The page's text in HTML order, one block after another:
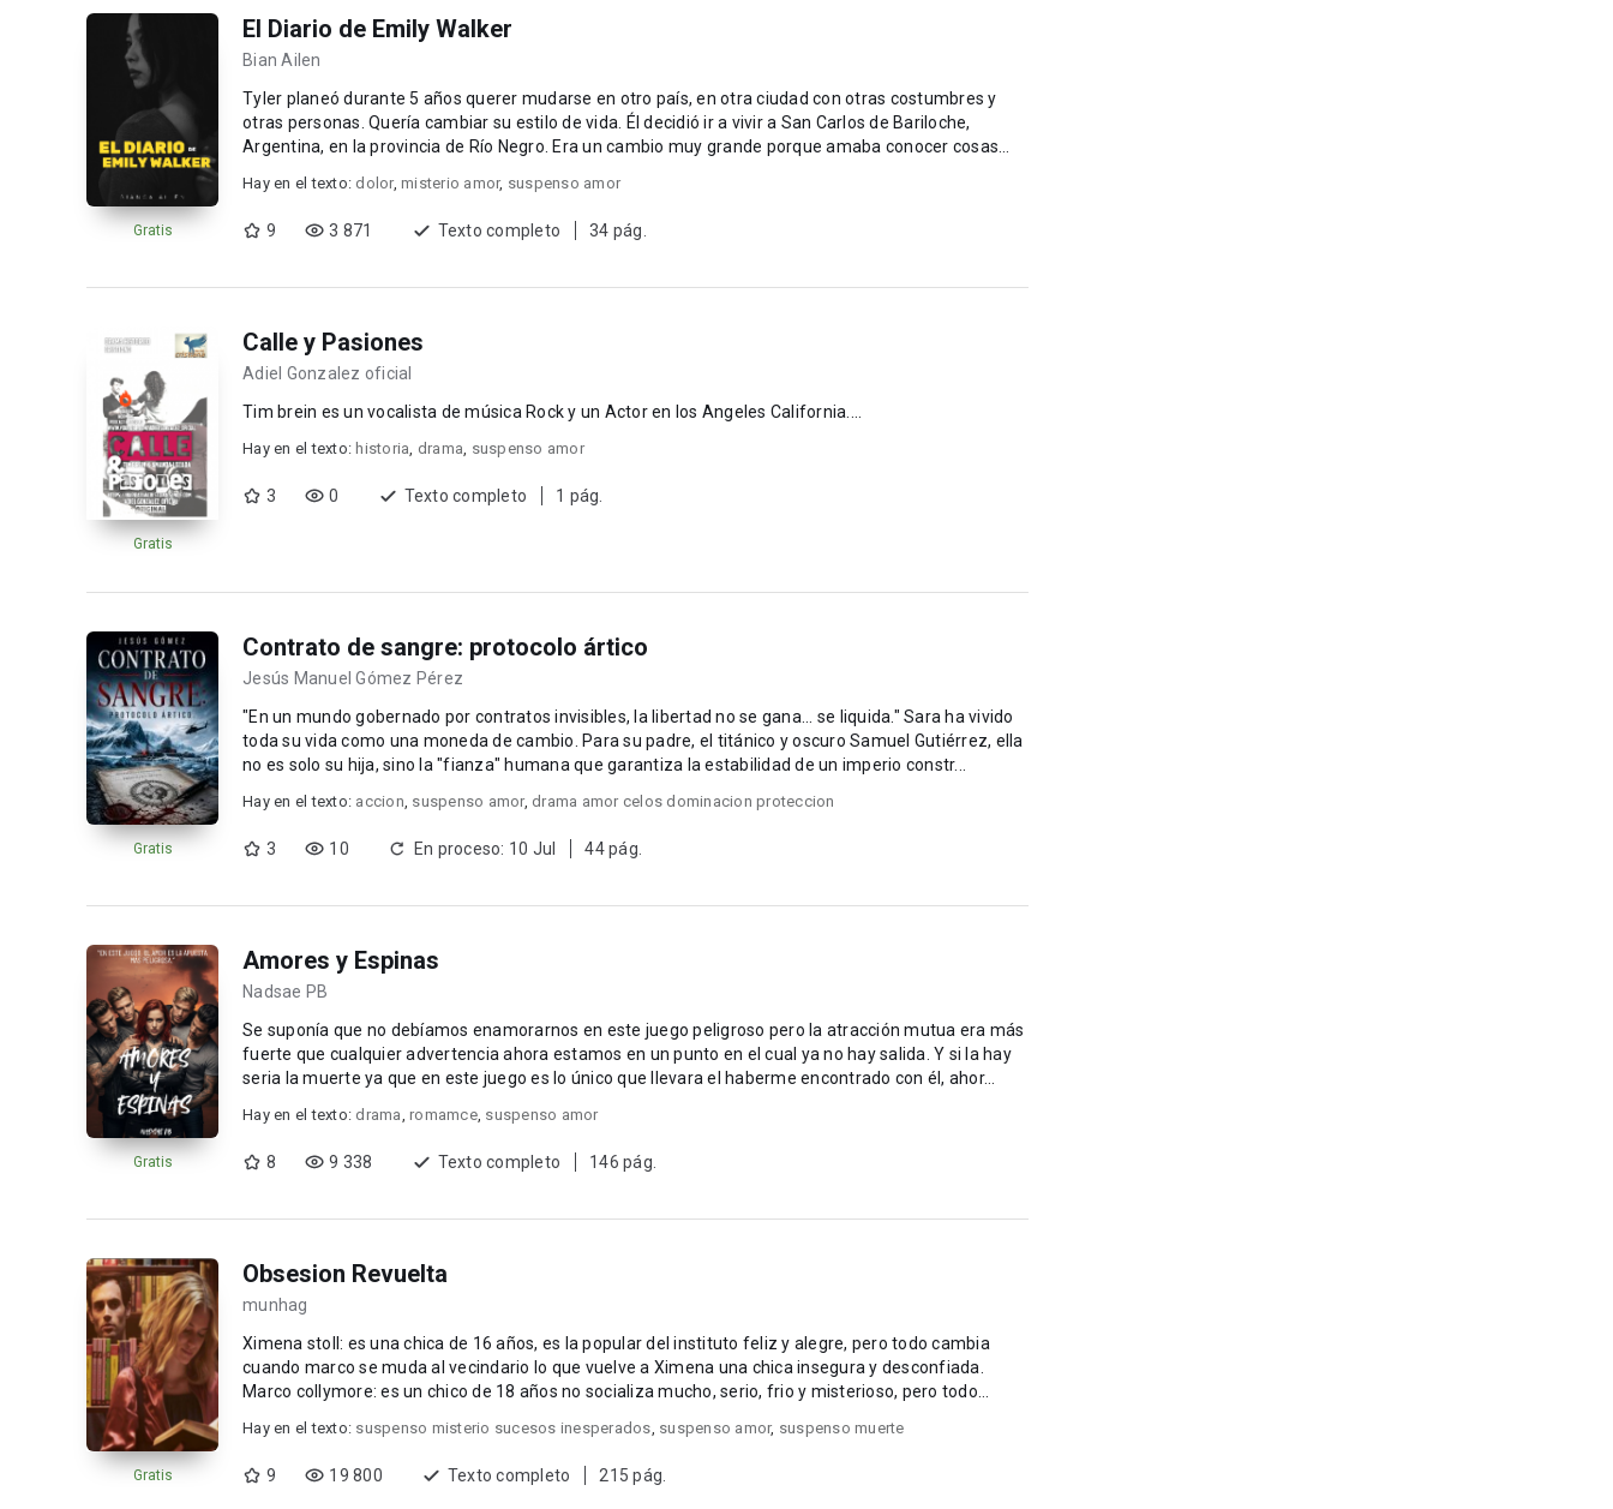
Gratis
El Diario de Emily Walker
Bian Ailen
Tyler planeó durante 5 años querer mudarse en otro país, en otra ciudad con otras costumbres y
otras personas. Quería cambiar su estilo de vida. Él decidió ir a vivir a San Carlos de Bariloche,
Argentina, en la provincia de Río Negro. Era un cambio muy grande porque amaba conocer cosas
Hay en el texto: dolor, misterio amor, suspenso amor
9 3 871 Texto completo 34 pág.
Gratis
Calle y Pasiones
Adiel Gonzalez oficial
Tim brein es un vocalista de música Rock y un Actor en los Angeles California....
Hay en el texto: historia, drama, suspenso amor
3 0 Texto completo 1 pág.
Gratis
Contrato de sangre: protocolo ártico
Jesús Manuel Gómez Pérez
"En un mundo gobernado por contratos invisibles, la libertad no se gana... se liquida." Sara ha vivido
toda su vida como una moneda de cambio. Para su padre, el titánico y oscuro Samuel Gutiérrez, ella
no es solo su hija, sino la "fianza" humana que garantiza la estabilidad de un imperio constr...
Hay en el texto: accion, suspenso amor, drama amor celos dominacion proteccion
3 10 En proceso: 10 Jul 44 pág.
Gratis
Amores y Espinas
Nadsae PB
Se suponía que no debíamos enamorarnos en este juego peligroso pero la atracción mutua era más
fuerte que cualquier advertencia ahora estamos en un punto en el cual ya no hay salida. Y si la hay
seria la muerte ya que en este juego es lo único que llevara el haberme encontrado con él, ahor...
Hay en el texto: drama, romamce, suspenso amor
8 9 338 Texto completo 146 pág.
Gratis
Obsesion Revuelta
munhag
Ximena stoll: es una chica de 16 años, es la popular del instituto feliz y alegre, pero todo cambia
cuando marco se muda al vecindario lo que vuelve a Ximena una chica insegura y desconfiada.
Marco collymore: es un chico de 18 años no socializa mucho, serio, frio y misterioso, pero todo
Hay en el texto: suspenso misterio sucesos inesperados, suspenso amor, suspenso muerte
9 19 800 Texto completo 215 pág.